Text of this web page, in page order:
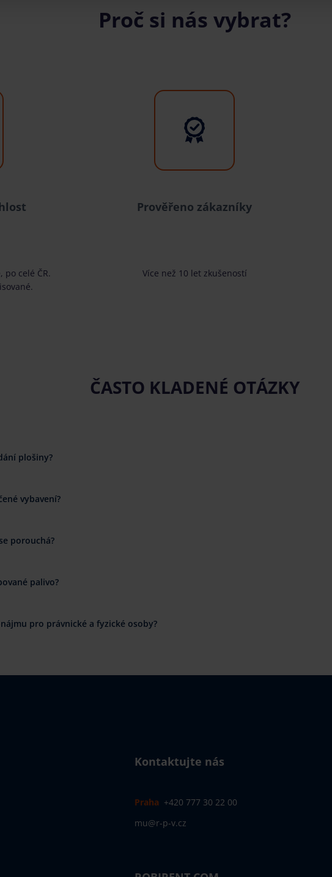
Proč si nás vybrat?
po celé ČR.
Prověřeno zákazníky
Více než 10 let zkušeností
ČASTO KLADENÉ OTÁZKY
plošiny?
vybavení?
porouchá?
palivo?
pro právnické a fyzické osoby?
Kontaktujte nás
Praha +420 777 30 22 00
mu@r-p-v.cz